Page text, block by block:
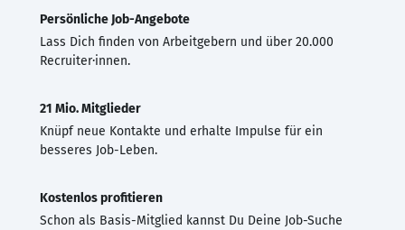
Persönliche Job-Angebote
Lass Dich finden von Arbeitgebern und über 20.000
Recruiter·innen.
21 Mio. Mitglieder
Knüpf neue Kontakte und erhalte Impulse für ein
besseres Job-Leben.
Kostenlos profitieren
Schon als Basis-Mitglied kannst Du Deine Job-Suche